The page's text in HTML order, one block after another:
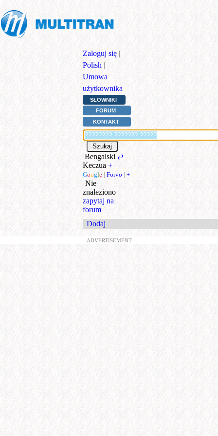
Zaloguj się |
Polish |
Umowa
użytkownika
SŁOWNIKI
FORUM
KONTAKT
Bengalski ⇄
Keczua +
Google | Forvo | +
Nie
znaleziono
zapytaj na
forum
Dodaj
ADVERTISEMENT